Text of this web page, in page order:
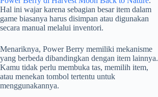
Hal ini wajar karena sebagian besar item dalam
game biasanya harus disimpan atau digunakan
secara manual melalui inventori.
Menariknya, Power Berry memiliki mekanisme
yang berbeda dibandingkan dengan item lainnya.
Kamu tidak perlu membuka tas, memilih item,
atau menekan tombol tertentu untuk
menggunakannya.